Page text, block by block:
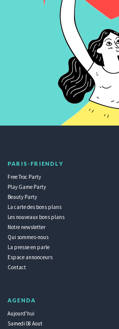
PARIS-FRIENDLY
Free Troc Party
Play Game Party
Beauty Party
La carte des bons plans
Les nouveaux bons plans
Notre newsletter
Qui sommes-nous
La presse en parle
Espace annonceurs
Contact
AGENDA
Aujourd'hui
Samedi 08 Aout